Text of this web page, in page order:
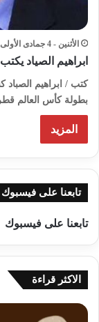
الأثنين - 4 جمادى الأولى - 1444هـ / 28 نوفمبر - 2022م / 4:04 مساءً
ابراهيم الصياد
كتب / ابراهيم
بطولة كأس العالم قطر ٢٠٢٢ ثم قوز المغرب
المزيد
تابعنا على فيسبوك
تابعنا على فيسبوك
الاكثر قراءة